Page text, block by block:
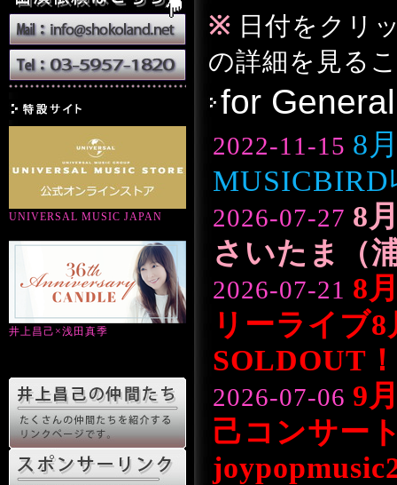
UNIVERSAL MUSIC JAPAN
井上昌己×浅田真季
※ 日付をクリ
の詳細を見る
for General
2022-11-15 8
2026-07-27 8
さいたま（
2026-07-21 8
リーライブ8
SOLDOUT！
2026-07-06 9
己コンサー